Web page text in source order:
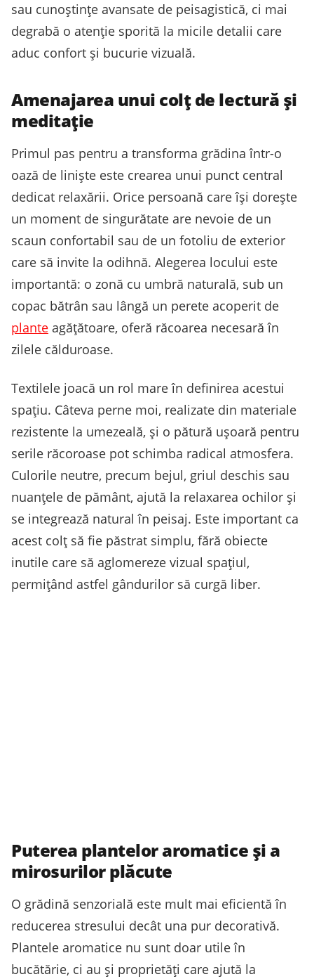
sau cunoștințe avansate de peisagistică, ci mai
degrabă o atenție sporită la micile detalii care
aduc confort și bucurie vizuală.
Amenajarea unui colț de lectură și
meditație
Primul pas pentru a transforma grădina într-o
oază de liniște este crearea unui punct central
dedicat relaxării. Orice persoană care își dorește
un moment de singurătate are nevoie de un
scaun confortabil sau de un fotoliu de exterior
care să invite la odihnă. Alegerea locului este
importantă: o zonă cu umbră naturală, sub un
copac bătrân sau lângă un perete acoperit de
plante agățătoare, oferă răcoarea necesară în
zilele călduroase.
Textilele joacă un rol mare în definirea acestui
spațiu. Câteva perne moi, realizate din materiale
rezistente la umezeală, și o pătură ușoară pentru
serile răcoroase pot schimba radical atmosfera.
Culorile neutre, precum bejul, griul deschis sau
nuanțele de pământ, ajută la relaxarea ochilor și
se integrează natural în peisaj. Este important ca
acest colț să fie păstrat simplu, fără obiecte
inutile care să aglomereze vizual spațiul,
permițând astfel gândurilor să curgă liber.
Puterea plantelor aromatice și a
mirosurilor plăcute
O grădină senzorială este mult mai eficientă în
reducerea stresului decât una pur decorativă.
Plantele aromatice nu sunt doar utile în
bucătărie, ci au și proprietăți care ajută la